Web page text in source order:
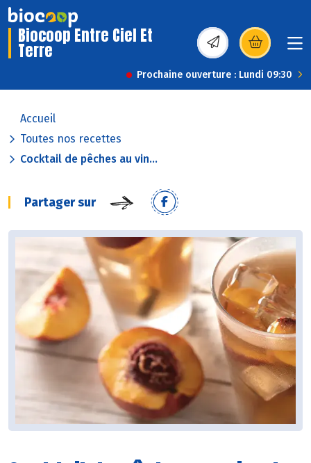
Biocoop Entre Ciel Et
Terre (s’ouvre dans une
Prochaine ouverture : Lundi 09:30
Accueil
Toutes nos recettes
Cocktail de pêches au vin...
Partager sur